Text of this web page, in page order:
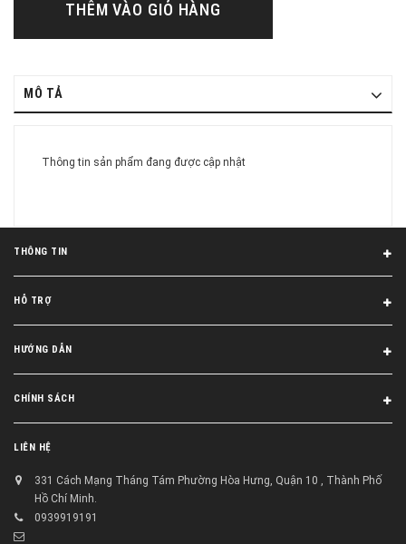
THÊM VÀO GIỎ HÀNG
MÔ TẢ
Thông tin sản phẩm đang được cập nhật
THÔNG TIN
HỖ TRỢ
HƯỚNG DẪN
CHÍNH SÁCH
LIÊN HỆ
331 Cách Mạng Tháng Tám Phường Hòa Hưng, Quận 10 , Thành Phố
Hồ Chí Minh.
0939919191